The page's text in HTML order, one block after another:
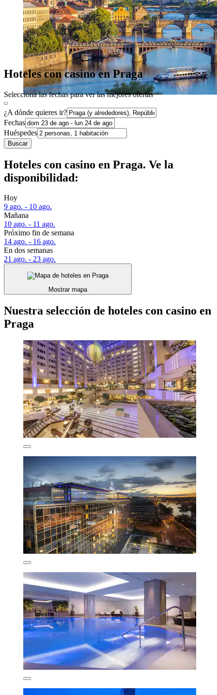
Hoteles con casino en Praga
Selecciona las fechas para ver las mejores ofertas
¿A dónde quieres ir?
Fechas
Huéspedes
Buscar
Hoteles con casino en Praga. Ve la
disponibilidad:
Hoy
9 ago. - 10 ago.
Mañana
10 ago. - 11 ago.
Próximo fin de semana
14 ago. - 16 ago.
En dos semanas
21 ago. - 23 ago.
Mostrar mapa
Nuestra selección de hoteles con casino en
Praga